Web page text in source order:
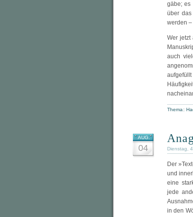
gäbe; es
über das
werden
Wer jetzt
auch
Thema:
AUG.
04 Dienstag,
Der
und
eine
jede
in den